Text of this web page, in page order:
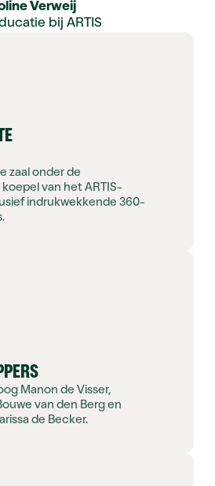
Verweij
bij ARTIS
zaal onder de
van het ARTIS-
indrukwekkende 360-
Manon de Visser,
van den Berg en
de Becker.